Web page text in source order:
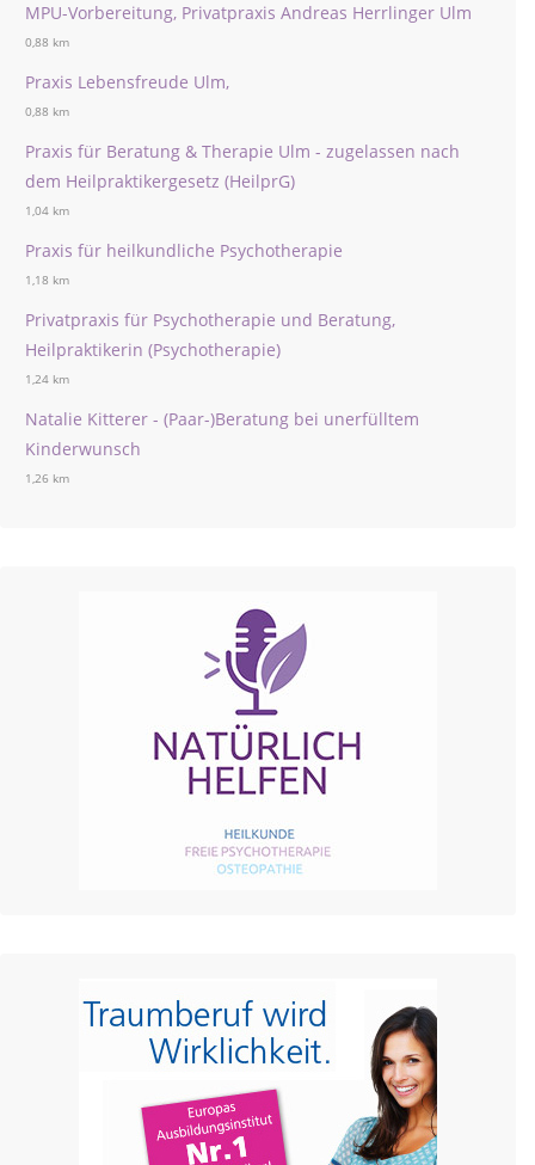
MPU-Vorbereitung, Privatpraxis Andreas Herrlinger Ulm
0,88 km
Praxis Lebensfreude Ulm,
0,88 km
Praxis für Beratung & Therapie Ulm - zugelassen nach
dem Heilpraktikergesetz (HeilprG)
1,04 km
Praxis für heilkundliche Psychotherapie
1,18 km
Privatpraxis für Psychotherapie und Beratung,
Heilpraktikerin (Psychotherapie)
1,24 km
Natalie Kitterer - (Paar-)Beratung bei unerfülltem
Kinderwunsch
1,26 km